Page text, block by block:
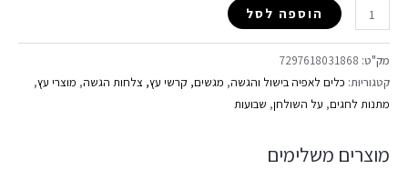
הוספה לסל
מק"ט: 7297618031868
קטגוריות: כלים לאפיה בישול והגשה, מגשים, קרשי עץ, צלחות הגשה, מוצרי עץ,
מתנות לחגים, על השולחן, שבועות
מוצרים משלימים